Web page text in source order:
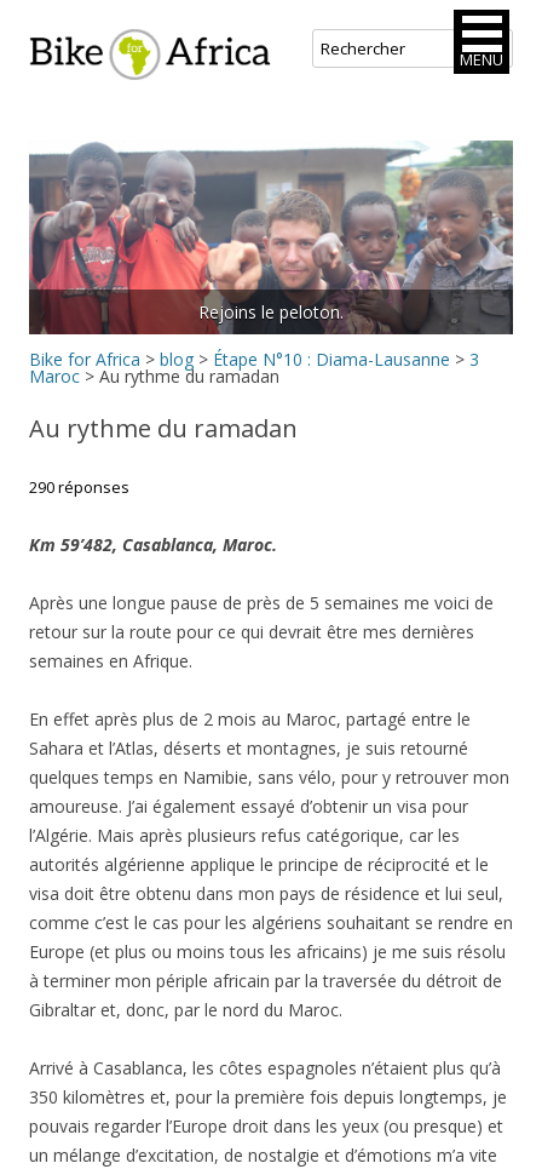
Bike for Africa
contenu
principal
Rejoins le peloton.
Bike for Africa > blog > Étape N°10 : Diama-Lausanne > 3
Maroc > Au rythme du ramadan
Au rythme du ramadan
290 réponses
Km 59’482, Casablanca, Maroc.
Après une longue pause de près de 5 semaines me voici de
retour sur la route pour ce qui devrait être mes dernières
semaines en Afrique.
En effet après plus de 2 mois au Maroc, partagé entre le
Sahara et l’Atlas, déserts et montagnes, je suis retourné
quelques temps en Namibie, sans vélo, pour y retrouver mon
amoureuse. J’ai également essayé d’obtenir un visa pour
l’Algérie. Mais après plusieurs refus catégorique, car les
autorités algérienne applique le principe de réciprocité et le
visa doit être obtenu dans mon pays de résidence et lui seul,
comme c’est le cas pour les algériens souhaitant se rendre en
Europe (et plus ou moins tous les africains) je me suis résolu
à terminer mon périple africain par la traversée du détroit de
Gibraltar et, donc, par le nord du Maroc.
Arrivé à Casablanca, les côtes espagnoles n’étaient plus qu’à
350 kilomètres et, pour la première fois depuis longtemps, je
pouvais regarder l’Europe droit dans les yeux (ou presque) et
un mélange d’excitation, de nostalgie et d’émotions m’a vite
MENU